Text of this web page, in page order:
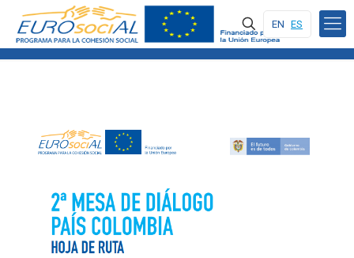
EN ES